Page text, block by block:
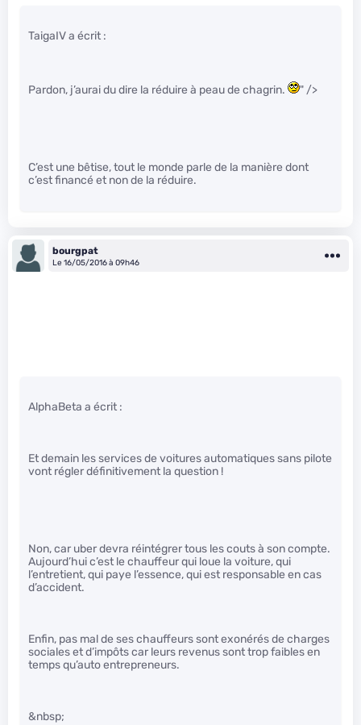
TaigaIV a écrit :
Pardon, j’aurai du dire la réduire à peau de chagrin. " />
C’est une bêtise, tout le monde parle de la manière dont
c’est financé et non de la réduire.
bourgpat
Le 16/05/2016 à 09h46
AlphaBeta a écrit :
Et demain les services de voitures automatiques sans pilote
vont régler définitivement la question !
Non, car uber devra réintégrer tous les couts à son compte.
Aujourd’hui c’est le chauffeur qui loue la voiture, qui
l’entretient, qui paye l’essence, qui est responsable en cas
d’accident.
Enfin, pas mal de ses chauffeurs sont exonérés de charges
sociales et d’impôts car leurs revenus sont trop faibles en
temps qu’auto entrepreneurs.
&nbsp;